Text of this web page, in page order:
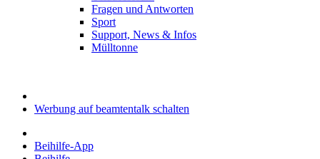
Fragen und Antworten
Sport
Support, News & Infos
Mülltonne
Werbung auf beamtentalk schalten
Beihilfe-App